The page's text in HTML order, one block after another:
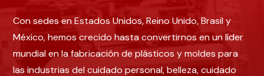
Con sedes en Estados Unidos, Reino Unido, Brasil y
México, hemos crecido hasta convertirnos en un líder
mundial en la fabricación de plásticos y moldes para
las industrias del cuidado personal, belleza, cuidado